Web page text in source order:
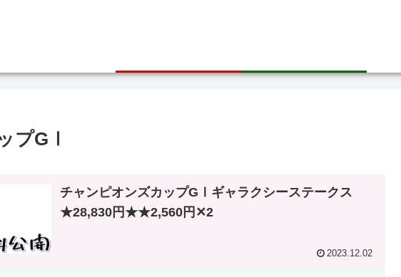
プGⅠ
チャンピオンズカップGⅠギャラクシーステークス
★28,830円★★2,560円✕2
2023.12.02